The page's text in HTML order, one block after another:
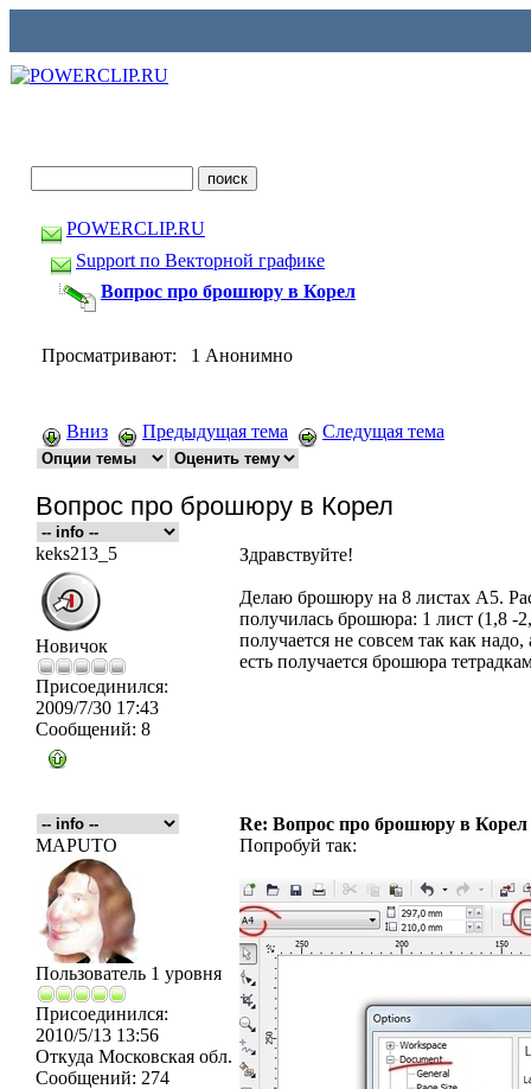
POWERCLIP.RU
Support по Векторной графике
Вопрос про брошюру в Корел
Просматривают: 1 Анонимно
Вниз Предыдущая тема Следущая тема
Вопрос про брошюру в Корел
keks213_5
Новичок
Присоединился:
2009/7/30 17:43
Сообщений: 8
Здравствуйте!
Делаю брошюру на 8 листах А5.
получилась брошюра: 1 лист (1,8 -
получается не совсем так как
есть получается брошюра
Re: Вопрос про брошюру в Корел
MAPUTO
Пользователь 1 уровня
Присоединился:
2010/5/13 13:56
Откуда Московская обл.
Сообщений: 274
Попробуй так: